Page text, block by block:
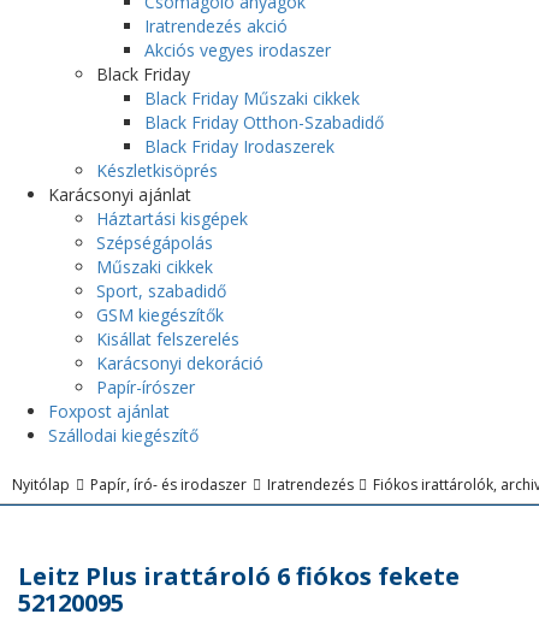
Iratrendezés akció
Akciós vegyes irodaszer
Black Friday
Black Friday Műszaki cikkek
Black Friday Otthon-Szabadidő
Black Friday Irodaszerek
Készletkisöprés
Karácsonyi ajánlat
Háztartási kisgépek
Szépségápolás
Műszaki cikkek
Sport, szabadidő
GSM kiegészítők
Kisállat felszerelés
Karácsonyi dekoráció
Papír-írószer
Foxpost ajánlat
Szállodai kiegészítő
Nyitólap Papír, író- és irodaszer Iratrendezés Fiókos irattárolók,
Leitz Plus irattároló 6 fiókos fekete
52120095